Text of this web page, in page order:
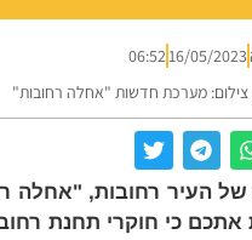
16/05/2023
06:52
מערכת חדשות "אחלה רחובות"
העיר רחובות, "אחלה
אתכם כי חוקרי תחנת